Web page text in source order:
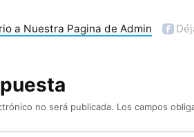
a Nuestra Pagina de Admin
no será publicada. Los campos